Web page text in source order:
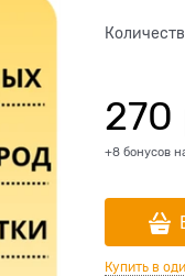
270
+8 бонусов
Купить в